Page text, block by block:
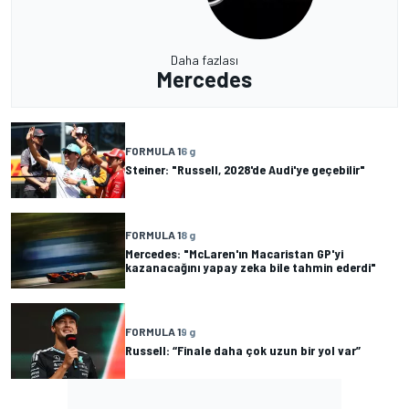
Daha fazlası
Mercedes
FORMULA 16 g
Steiner: "Russell, 2028'de Audi'ye geçebilir"
FORMULA 18 g
Mercedes: "McLaren'ın Macaristan GP'yi
kazanacağını yapay zeka bile tahmin ederdi"
FORMULA 19 g
Russell: “Finale daha çok uzun bir yol var”